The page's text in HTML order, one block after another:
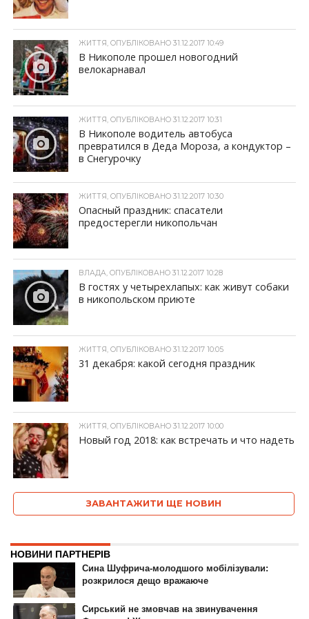
ЖИТТЯ, ОПУБЛІКОВАНО 31.12.2017 10:49
В Никополе прошел новогодний
велокарнавал
ЖИТТЯ, ОПУБЛІКОВАНО 31.12.2017 10:31
В Никополе водитель автобуса
превратился в Деда Мороза, а кондуктор –
в Снегурочку
ЖИТТЯ, ОПУБЛІКОВАНО 31.12.2017 10:30
Опасный праздник: спасатели
предостерегли никопольчан
ВЛАДА, ОПУБЛІКОВАНО 31.12.2017 10:28
В гостях у четырехлапых: как живут собаки
в никопольском приюте
ЖИТТЯ, ОПУБЛІКОВАНО 31.12.2017 10:05
31 декабря: какой сегодня праздник
ЖИТТЯ, ОПУБЛІКОВАНО 31.12.2017 10:00
Новый год 2018: как встречать и что надеть
ЗАВАНТАЖИТИ ЩЕ НОВИН